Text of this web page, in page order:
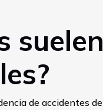
suelen
de accidentes de